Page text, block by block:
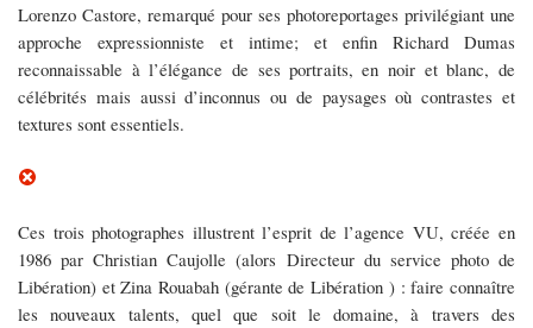
Lorenzo Castore, remarqué pour ses photoreportages privilégiant une
approche expressionniste et intime; et enfin Richard Dumas
reconnaissable à l’élégance de ses portraits, en noir et blanc, de
célébrités mais aussi d’inconnus ou de paysages où contrastes et
textures sont essentiels.
Ces trois photographes illustrent l’esprit de l’agence VU, créée en
1986 par Christian Caujolle (alors Directeur du service photo de
Libération) et Zina Rouabah (gérante de Libération ) : faire connaître
les nouveaux talents, quel que soit le domaine, à travers des